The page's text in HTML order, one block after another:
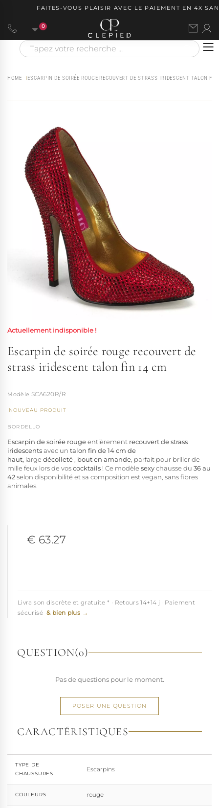
FAITES-VOUS PLAISIR AVEC LE PAIEMENT EN 4X
0
HOME
Actuellement indisponible !
Escarpin de soirée rouge recouvert de
strass iridescent talon fin 14 cm
SCA620R/R
NOUVEAU PRODUIT
BORDELLO
Escarpin de soirée rougeentièrement recouvert de strass
iridescentsavec un talon fin de 14 cm de
haut, large décolleté bout en amande , parfait pour briller de
mille feux lors de voscocktails ! Ce modèle sexychausse du 36 au
42selon disponibilité et sa composition est vegan, sans fibres
animales.
€ 63.27
Livraison discrète et gratuite * · Retours 14+14 j · Paiement
sécurisé & bien plus →
QUESTION(0)
Pas de questions pour le moment.
POSER UNE QUESTION
CARACTÉRISTIQUES
TYPE DE
CHAUSSURES
Escarpins
COULEURS rouge